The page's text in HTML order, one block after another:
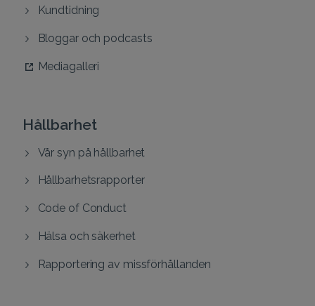
Kundtidning
Bloggar och podcasts
Mediagalleri
Hållbarhet
Vår syn på hållbarhet
Hållbarhetsrapporter
Code of Conduct
Hälsa och säkerhet
Rapportering av missförhållanden